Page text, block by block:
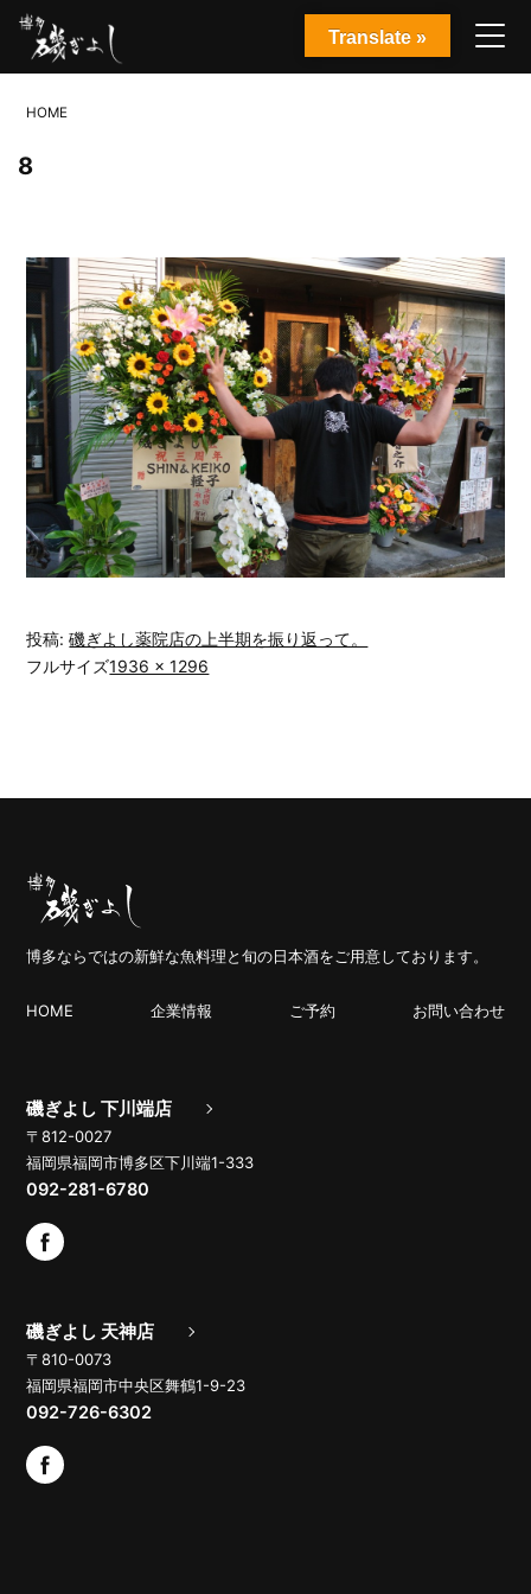
HOME
8
投稿:磯ぎよし薬院店の上半期を振り返って。
フルサイズ1936 × 1296
博多ならではの新鮮な魚料理と旬の日本酒をご用意しております。
HOME 企業情報 ご予約 お問い合わせ
磯ぎよし 下川端店
〒812-0027
福岡県福岡市博多区下川端1-333
092-281-6780
磯ぎよし 天神店
〒810-0073
福岡県福岡市中央区舞鶴1-9-23
092-726-6302
Translate »